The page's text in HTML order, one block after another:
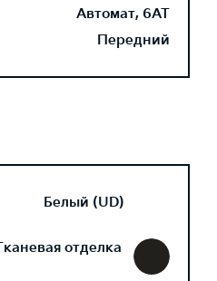
Автомат, 6AT
Передний
Белый (UD)
отделка